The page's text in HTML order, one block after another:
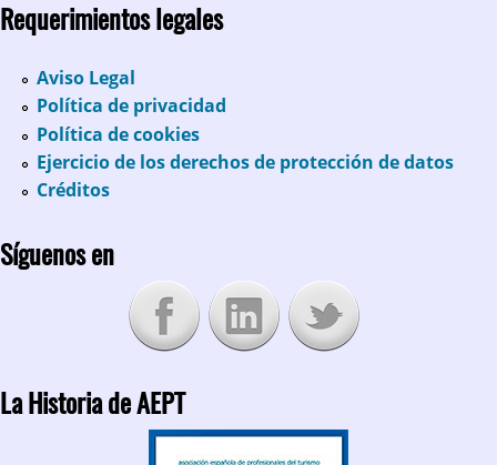
Requerimientos legales
Aviso Legal
Política de privacidad
Política de cookies
Ejercicio de los derechos de protección de datos
Créditos
Síguenos en
La Historia de AEPT